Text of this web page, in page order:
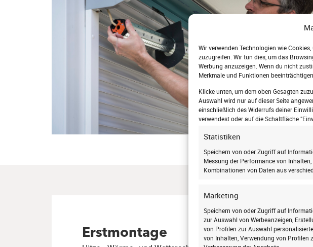
Wir verwenden Technologien wie
zuzugreifen. Wir tun dies, um das
Werbung anzuzeigen. Wenn du nicht
Merkmale und Funktionen beeinträchtigen.
Klicke unten, um dem oben Gesagten
Auswahl wird nur auf dieser Seite
einschließlich des Widerrufs deiner
verwendest oder auf die Schaltfläche
Statistiken
Speichern von oder Zugriff auf
Messung der Performance von
Kombinationen von Daten aus
Marketing
Speichern von oder Zugriff auf
zur Auswahl von Werbeanzeigen,
von Profilen zur Auswahl
von Inhalten, Verwendung von Profilen
Erstmontage